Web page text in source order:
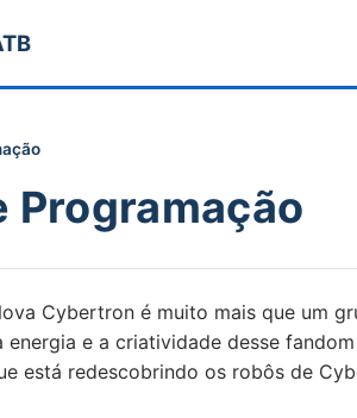
Programação
Cybertron é muito mais que um
e a criatividade desse
está redescobrindo os robôs de